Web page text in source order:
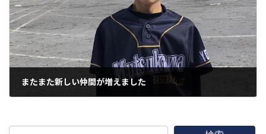
またまた新しい仲間が増えました